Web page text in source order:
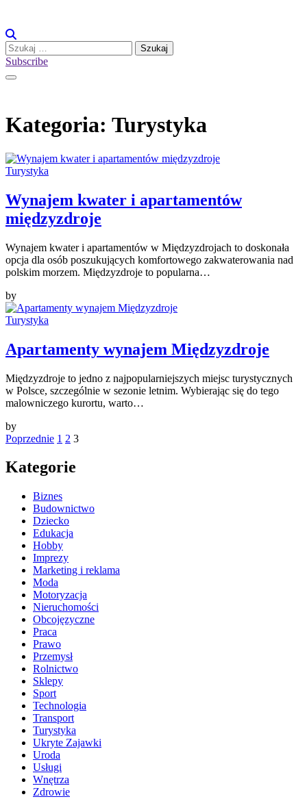
content
Szukaj:
Subscribe
Kategoria: Turystyka
Turystyka
Wynajem kwater i apartamentów
międzyzdroje
Wynajem kwater i apartamentów w Międzyzdrojach to doskonała
opcja dla osób poszukujących komfortowego zakwaterowania nad
polskim morzem. Międzyzdroje to popularna…
by
Turystyka
Apartamenty wynajem Międzyzdroje
Międzyzdroje to jedno z najpopularniejszych miejsc turystycznych
w Polsce, szczególnie w sezonie letnim. Wybierając się do tego
malowniczego kurortu, warto…
by
Stronicowanie
wpisów
Poprzednie 1 2 3
Kategorie
Biznes
Budownictwo
Dziecko
Edukacja
Hobby
Imprezy
Marketing i reklama
Moda
Motoryzacja
Nieruchomości
Obcojęzyczne
Praca
Prawo
Przemysł
Rolnictwo
Sklepy
Sport
Technologia
Transport
Turystyka
Ukryte Zajawki
Uroda
Usługi
Wnętrza
Zdrowie